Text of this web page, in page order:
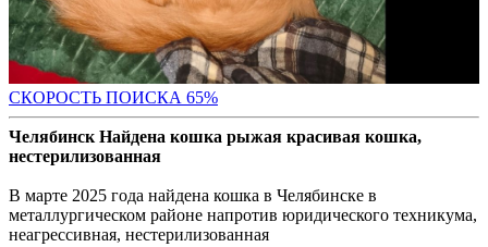
СКОРОСТЬ ПОИСКА 65%
Челябинск Найдена кошка рыжая красивая кошка,
нестерилизованная
В марте 2025 года найдена кошка в Челябинске в
металлургическом районе напротив юридического техникума,
неагрессивная, нестерилизованная